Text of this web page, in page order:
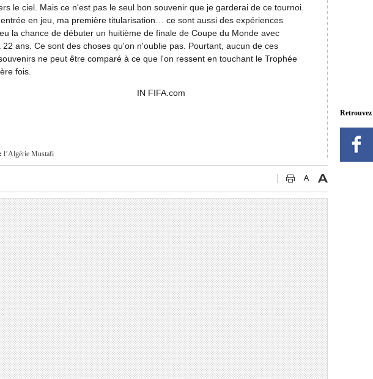
le ciel. Mais ce n'est pas le seul bon souvenir que je garderai de ce tournoi.
en jeu, ma première titularisation… ce sont aussi des expériences
la chance de débuter un huitième de finale de Coupe du Monde avec
22 ans. Ce sont des choses qu'on n'oublie pas. Pourtant, aucun de ces
ne peut être comparé à ce que l'on ressent en touchant le Trophée
fois.
FIFA.com
l’Algérie Mustafi